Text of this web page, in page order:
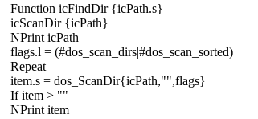
Function icFindDir {icPath.s}
icScanDir {icPath}
NPrint icPath
flags.l = (#dos_scan_dirs|#dos_scan_sorted)
Repeat
item.s = dos_ScanDir{icPath,"",flags}
If item > ""
NPrint item